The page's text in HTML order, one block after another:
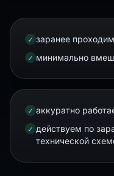
✓ заранее
✓ минимально
✓ аккуратно
✓ действуем по
технической